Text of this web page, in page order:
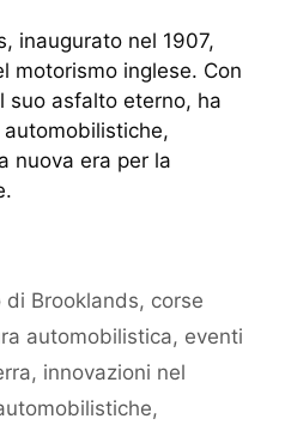
inaugurato nel 1907,
motorismo inglese. Con
suo asfalto eterno, ha
nuova era per la
di Brooklands, corse
automobilistica, eventi
, innovazioni nel
,